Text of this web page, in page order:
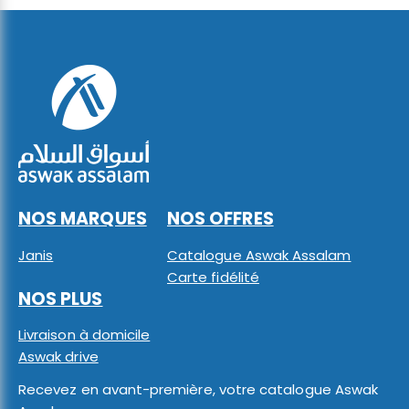
NOS MARQUES
Janis
NOS OFFRES
Catalogue Aswak Assalam
Carte fidélité
NOS PLUS
Livraison à domicile
Aswak drive
Recevez en avant-première, votre catalogue Aswak